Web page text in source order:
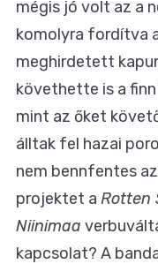
mégis jó volt az a
komolyra fordítva
meghirdetett
követhette is a finn
mint az őket
álltak fel hazai
nem bennfentes
projektet a Rotten
Niinimaa
kapcsolat? A